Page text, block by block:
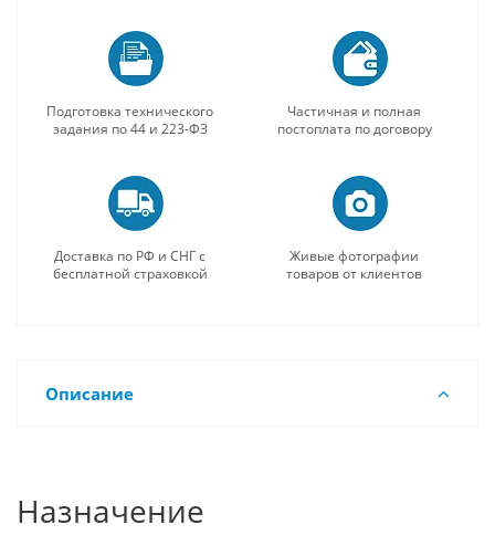
Подготовка технического
задания по 44 и 223-ФЗ
Частичная и полная
постоплата по договору
Доставка по РФ и СНГ с
бесплатной страховкой
Живые фотографии
товаров от клиентов
Описание
Назначение